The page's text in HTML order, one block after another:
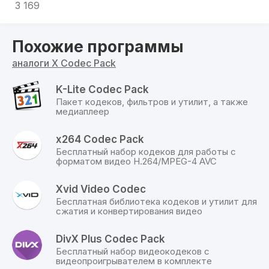
типы файлов ассоциировать с ним по
ПЕРЕЧЕНЬ КОДЕКОВ, ВХОДЯЩИХ В X CODEC
OggSplitter/CoreVorbis;
Matroska Splitter;
AC3Filter;
MediaTab;
LAV Filters;
madVR;
RadLight MPC Filter;
The Codec Detective;
Сборник прост в установке и результативно
решает проблемы со звуком, зависанием
3 169
Похожие программы
аналоги X Codec Pack
K-Lite Codec Pack
Пакет кодеков, фильтров и утилит, а также
медиаплеер
x264 Codec Pack
Бесплатный набор кодеков для работы с
форматом видео H.264/MPEG-4 AVC
Xvid Video Codec
Бесплатная библиотека кодеков и утилит для
сжатия и конвертирования видео
DivX Plus Codec Pack
Бесплатный набор видеокодеков с
видеопроигрывателем в комплекте